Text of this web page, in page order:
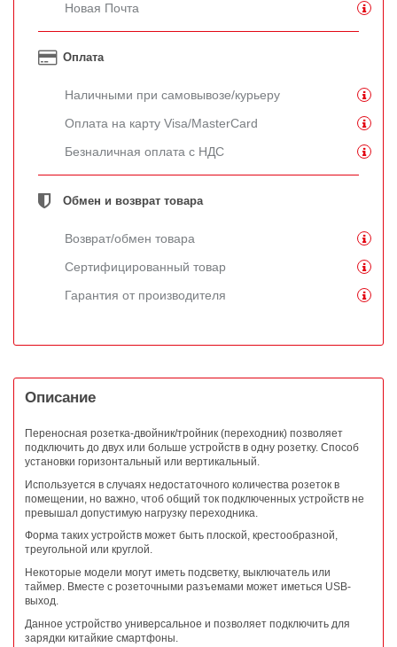
Новая Почта
Оплата
Наличными при самовывозе/курьеру
Оплата на карту Visa/MasterCard
Безналичная оплата с НДС
Обмен и возврат товара
Возврат/обмен товара
Сертифицированный товар
Гарантия от производителя
Описание
Переносная розетка-двойник/тройник (переходник) позволяет
подключить до двух или больше устройств в одну розетку. Способ
установки горизонтальный или вертикальный.
Используется в случаях недостаточного количества розеток в
помещении, но важно, чтоб общий ток подключенных устройств не
превышал допустимую нагрузку переходника.
Форма таких устройств может быть плоской, крестообразной,
треугольной или круглой.
Некоторые модели могут иметь подсветку, выключатель или
таймер. Вместе с розеточными разъемами может иметься USB-
выход.
Данное устройство универсальное и позволяет подключить для
зарядки китайкие смартфоны.